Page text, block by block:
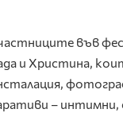
във
и Христина,
– интимни,